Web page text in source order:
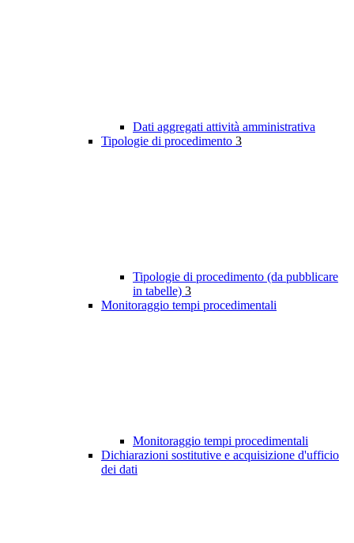
Dati aggregati attività amministrativa
Tipologie di procedimento 3
Tipologie di procedimento (da pubblicare
in tabelle) 3
Monitoraggio tempi procedimentali
Monitoraggio tempi procedimentali
Dichiarazioni sostitutive e acquisizione d'ufficio
dei dati